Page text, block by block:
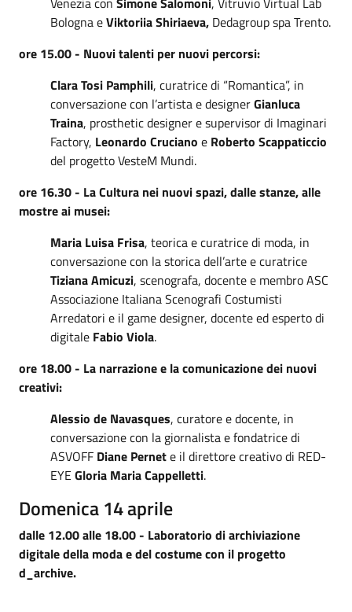
Bologna eViktoriia Shiriaeva, Dedagroup spa Trento.
ore 15.00 - Nuovi talenti per nuovi percorsi:
Clara Tosi Pamphili, curatrice di “Romantica”, in
conversazione con l’artista e designerGianluca
Traina, prosthetic designer e supervisor di Imaginari
Factory, Leonardo Cruciano e Roberto Scappaticcio
del progetto VesteM Mundi.
ore 16.30 - La Cultura nei nuovi spazi, dalle stanze, alle
mostre ai musei:
Maria Luisa Frisa, teorica e curatrice di moda, in
conversazione con la storica dell’arte e curatrice
Tiziana Amicuzi, scenografa, docente e membro ASC
Associazione Italiana Scenografi Costumisti
Arredatori e il game designer, docente ed esperto di
digitale Fabio Viola.
ore 18.00 - La narrazione e la comunicazione dei nuovi
creativi:
Alessio de Navasques, curatore e docente, in
conversazione con la giornalista e fondatrice di
ASVOFF Diane Pernete il direttore creativo di RED-
EYE Gloria Maria Cappelletti.
Domenica 14 aprile
dalle 12.00 alle 18.00 - Laboratorio di archiviazione
digitale della moda e del costume con il progetto
d_archive.